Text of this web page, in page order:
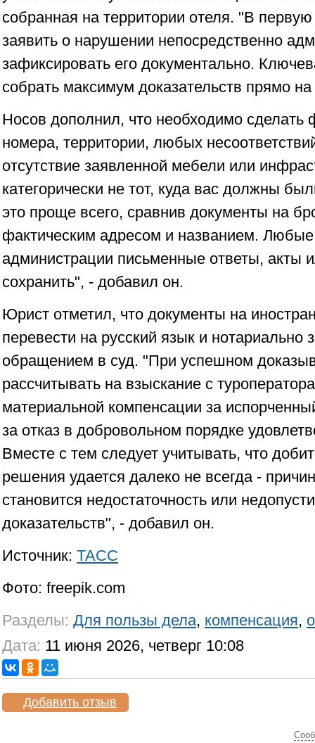
собранная на территории отеля. "В
заявить о нарушении непосредственно
зафиксировать его документально.
собрать максимум доказательств прямо
Носов дополнил, что необходимо
номера, территории, любых
отсутствие заявленной мебели или
категорически не тот, куда вас должны
это проще всего, сравнив документы на
фактическим адресом и названием.
администрации письменные ответы, акты
сохранить", - добавил он.
Юрист отметил, что документы на
перевести на русский язык и нотариально
обращением в суд. "При успешном
рассчитывать на взыскание с
материальной компенсации за
за отказ в добровольном порядке
Вместе с тем следует учитывать, что
решения удается далеко не всегда -
становится недостаточность или
доказательств", - добавил он.
Источник: ТАСС
Фото: freepik.com
Разделы: Для пользы дела, компенсация,
Дата: 11 июня 2026, четверг 10:08
Добавить отзыв